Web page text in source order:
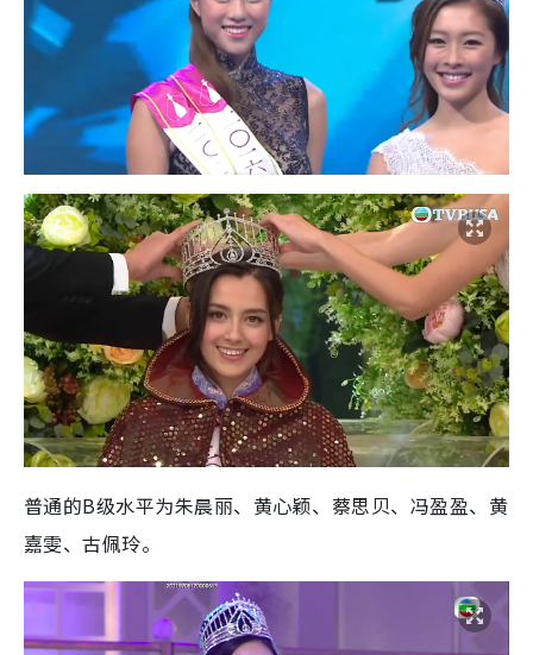
普通的B级水平为朱晨丽、黄心颖、蔡思贝、冯盈盈、黄
嘉雯、古佩玲。